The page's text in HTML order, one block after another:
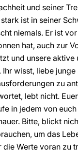
und seiner
ist in seiner
niemals. Er ist
hat, auch zur
und unsere
wisst, liebe
zu
lebt nicht.
in jedem von
Bitte, blickt
um das
Werte voran zu